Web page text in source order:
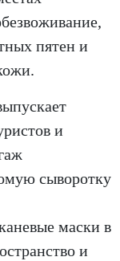
пятен и
и
сыворотку
маски в
и